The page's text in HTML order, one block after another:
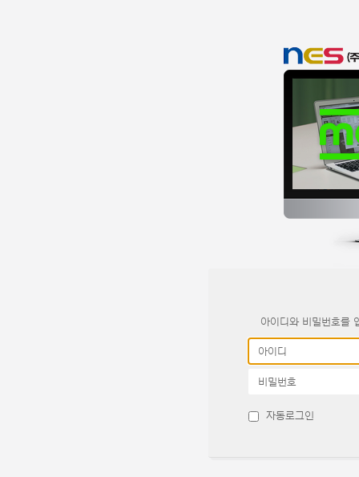
아이디와 비밀번호를
아이디
비밀번호
자동로그인